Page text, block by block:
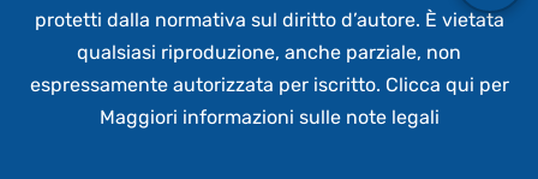
protetti dalla normativa sul diritto d’autore. È vietata
qualsiasi riproduzione, anche parziale, non
espressamente autorizzata per iscritto. Clicca qui per
Maggiori informazioni sulle note legali